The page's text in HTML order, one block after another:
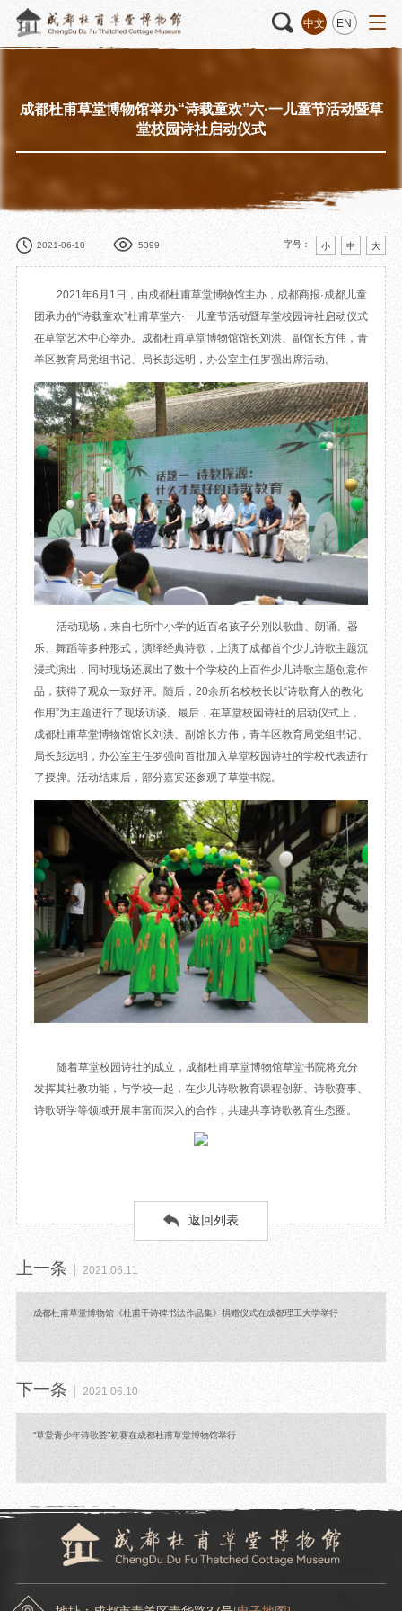
中文 EN
请
“人日游草堂”系列文化活动
数字资源
捐赠名录
文创精品
数字文创
IP授权
草堂艺术中心
文创咨询
大廨
诗史堂
柴门
工部祠
少陵草堂碑亭
茅屋景区
唐代遗址
红墙花径
大雅堂
万佛楼
草堂书院
千诗碑
成都杜甫草堂博物馆举办“诗载童欢”六·一儿童节活动暨草
堂校园诗社启动仪式
2021-06-10 5399 字号： 小 中 大
2021年6月1日，由成都杜甫草堂博物馆主办，成都商报·成都儿童
团承办的“诗载童欢”杜甫草堂六·一儿童节活动暨草堂校园诗社启动仪式
在草堂艺术中心举办。成都杜甫草堂博物馆馆长刘洪、副馆长方伟，青
羊区教育局党组书记、局长彭远明，办公室主任罗强出席活动。
活动现场，来自七所中小学的近百名孩子分别以歌曲、朗诵、器
乐、舞蹈等多种形式，演绎经典诗歌，上演了成都首个少儿诗歌主题沉
浸式演出，同时现场还展出了数十个学校的上百件少儿诗歌主题创意作
品，获得了观众一致好评。随后，20余所名校校长以“诗歌育人的教化
作用”为主题进行了现场访谈。最后，在草堂校园诗社的启动仪式上，
成都杜甫草堂博物馆馆长刘洪、副馆长方伟，青羊区教育局党组书记、
局长彭远明，办公室主任罗强向首批加入草堂校园诗社的学校代表进行
了授牌。活动结束后，部分嘉宾还参观了草堂书院。
随着草堂校园诗社的成立，成都杜甫草堂博物馆草堂书院将充分
发挥其社教功能，与学校一起，在少儿诗歌教育课程创新、诗歌赛事、
诗歌研学等领域开展丰富而深入的合作，共建共享诗歌教育生态圈。
返回列表
上一条 2021.06.11
成都杜甫草堂博物馆《杜甫千诗碑书法作品集》捐赠仪式在成都理工大学举行
下一条 2021.06.10
“草堂青少年诗歌荟”初赛在成都杜甫草堂博物馆举行